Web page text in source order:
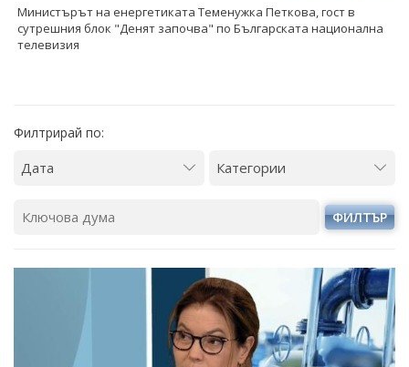
Министърът на енергетиката Теменужка Петкова, гост в
сутрешния блок "Денят започва" по Българската национална
телевизия
Филтрирай по:
ФИЛТЪР